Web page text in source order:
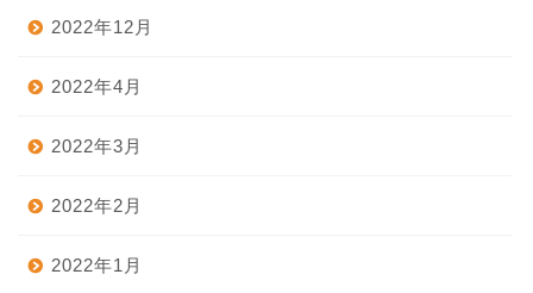
2022年12月
2022年4月
2022年3月
2022年2月
2022年1月